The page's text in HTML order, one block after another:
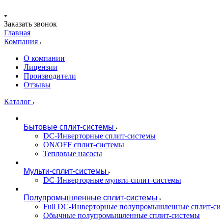
Заказать звонок
Главная
Компания
О компании
Лицензии
Производители
Отзывы
Каталог
Бытовые сплит-системы
DC-Инверторные сплит-системы
ON/OFF сплит-системы
Тепловые насосы
Мульти-сплит-системы
DC-Инверторные мульти-сплит-системы
Полупромышленные сплит-системы
Full DC-Инверторные полупромышленные сплит-
Обычные полупромышленные сплит-системы